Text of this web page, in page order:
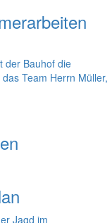
der Bauhof die
Team Herrn Müller,
Jagd im